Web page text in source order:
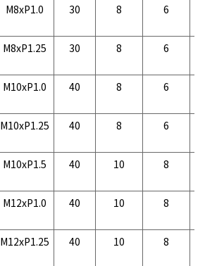
M8xP1.0 30 8 6
M8xP1.25 30 8 6
M10xP1.0 40 8 6
M10xP1.25 40 8 6
M10xP1.5 40 10 8
M12xP1.0 40 10 8
M12xP1.25 40 10 8